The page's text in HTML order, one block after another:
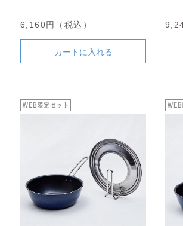
6,160円（税込）
カートに入れる